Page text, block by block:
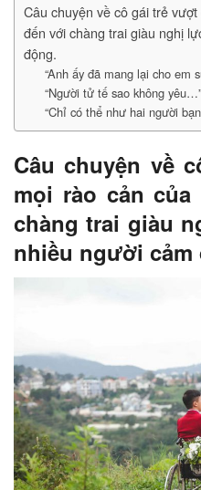
Câu chuyện về cô gái trẻ
đến với chàng trai giàu nghị
động.
“Anh ấy đã mang lại cho em
“Người tử tế sao không
“Chỉ có thể như hai người
Câu chuyện về
mọi rào cản
chàng trai giàu
nhiều người cảm